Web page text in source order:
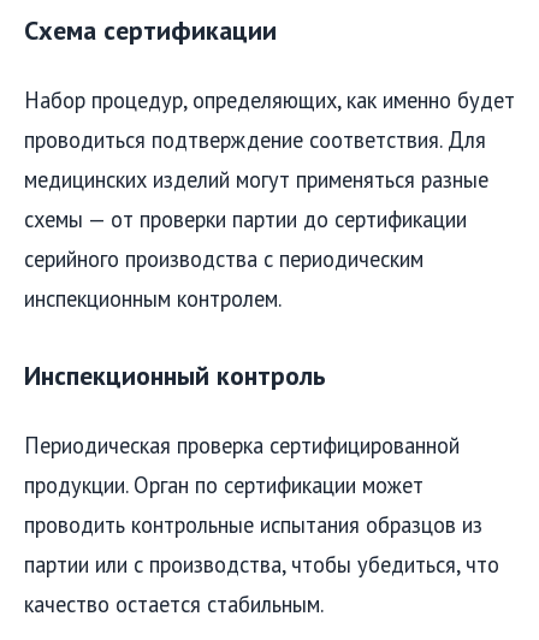
Схема сертификации
Набор процедур, определяющих, как именно будет
проводиться подтверждение соответствия. Для
медицинских изделий могут применяться разные
схемы — от проверки партии до сертификации
серийного производства с периодическим
инспекционным контролем.
Инспекционный контроль
Периодическая проверка сертифицированной
продукции. Орган по сертификации может
проводить контрольные испытания образцов из
партии или с производства, чтобы убедиться, что
качество остается стабильным.